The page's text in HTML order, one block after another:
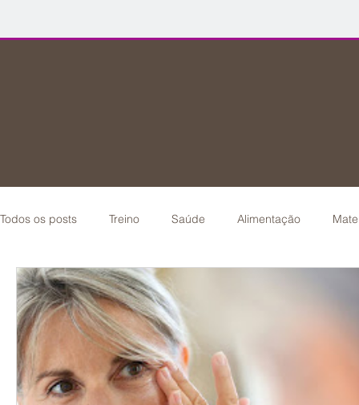
Todos os posts Treino Saúde Alimentação